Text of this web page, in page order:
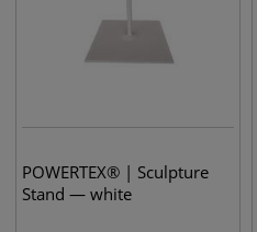
POWERTEX® | Sculpture
Stand — white